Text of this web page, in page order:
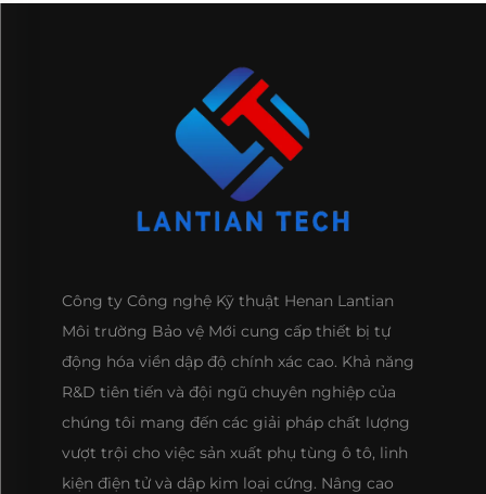
Công ty Công nghệ Kỹ thuật Henan Lantian
Môi trường Bảo vệ Mới cung cấp thiết bị tự
động hóa viền dập độ chính xác cao. Khả năng
R&D tiên tiến và đội ngũ chuyên nghiệp của
chúng tôi mang đến các giải pháp chất lượng
vượt trội cho việc sản xuất phụ tùng ô tô, linh
kiện điện tử và dập kim loại cứng. Nâng cao